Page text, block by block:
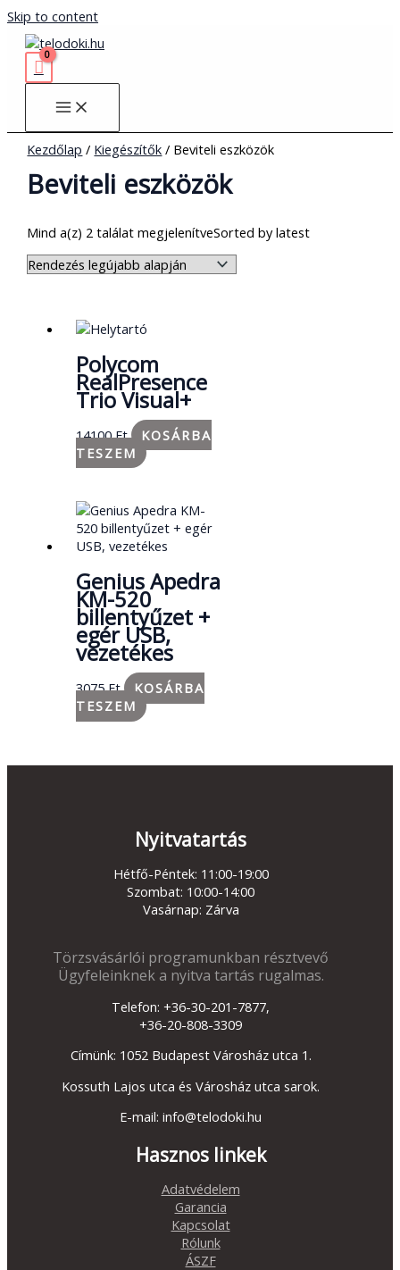
Skip to content
Kezdőlap / Kiegészítők / Beviteli eszközök
Beviteli eszközök
Mind a(z) 2 találat megjelenítveSorted by latest
Polycom
RealPresence
Trio Visual+
14100Ft
KOSÁRBA
TESZEM
Genius Apedra
KM-520
billentyűzet +
egér USB,
vezetékes
3075Ft
KOSÁRBA
TESZEM
Nyitvatartás
Hétfő-Péntek: 11:00-19:00
Szombat: 10:00-14:00
Vasárnap: Zárva
Törzsvásárlói programunkban résztvevő
Ügyfeleinknek a nyitva tartás rugalmas.
Telefon: +36-30-201-7877,
+36-20-808-3309
Címünk: 1052 Budapest Városház utca 1.
Kossuth Lajos utca és Városház utca sarok.
E-mail: info@telodoki.hu
Hasznos linkek
Adatvédelem
Garancia
Kapcsolat
Rólunk
ÁSZF